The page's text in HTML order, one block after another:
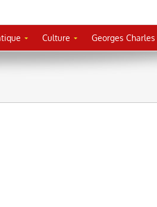
Culture Georges Charles